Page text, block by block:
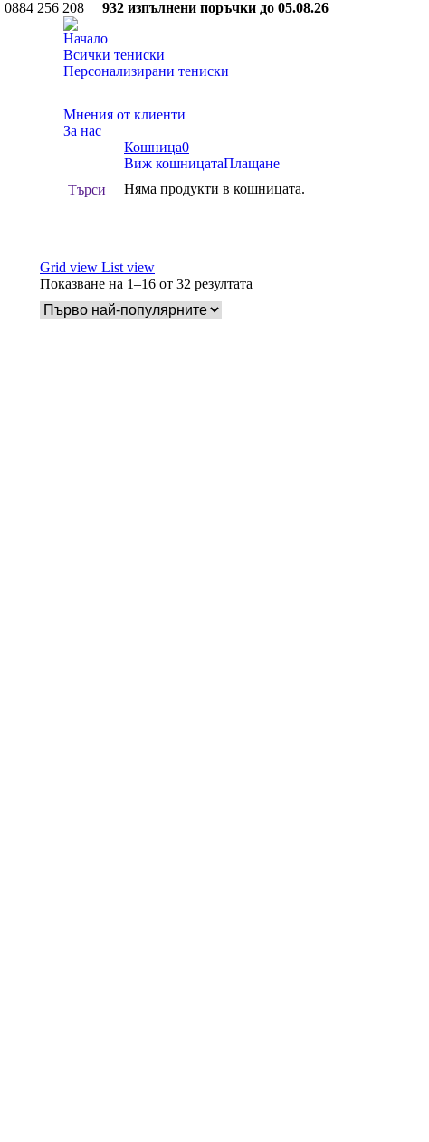
0884 256 208 932 изпълнени поръчки до 05.08.26
Начало
Всички тениски
Персонализирани тениски
page
new
window
Мнения от клиенти
За нас
Search:
Търси
Кошница0
Виж кошницатаПлащане
Няма продукти в кошницата.
Grid view List view
Показване на 1–16 от 32 резултата